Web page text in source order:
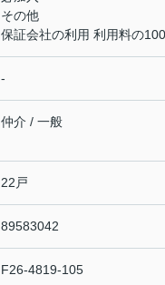
その他
保証会社の利用 利用料の
-
仲介 / 一般
22戸
89583042
F26-4819-105